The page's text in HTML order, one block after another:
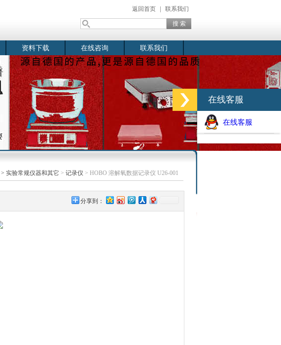
返回首页 联系我们
资料下载 在线咨询 联系我们
> 实验常规仪器和其它 > 记录仪 > HOBO 溶解氧数据记录仪 U26-001
分享到：
在线客服
在线客服